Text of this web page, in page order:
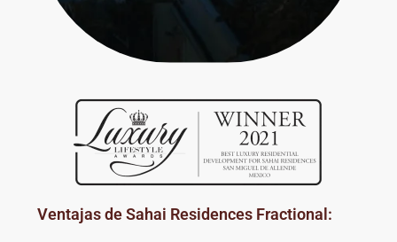
Ventajas de Sahai Residences Fractional: